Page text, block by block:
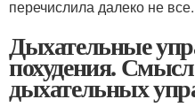
перечислила далеко не все.
Дыхательные
похудения.
дыхательных